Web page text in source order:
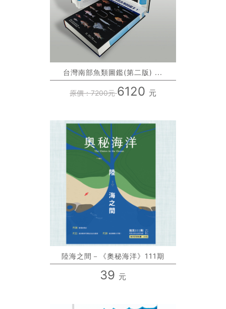
台灣南部魚類圖鑑(第二版) ...
原價：7200元6120 元
陸海之間－《奧秘海洋》111期
39 元